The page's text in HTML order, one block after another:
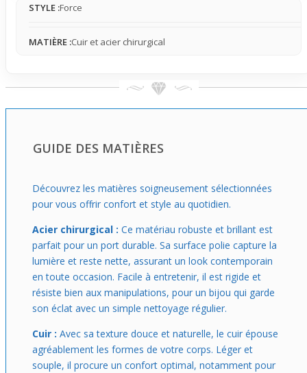
cuir donne une dynamique intéressante quand tu bouges
trop.
sous une veste ou avec un tee-shirt. Porte-le en gestes
STYLE :Force
MATIÈRE :Cuir et acier chirurgical
GUIDE DES MATIÈRES
Découvrez les matières soigneusement sélectionnées
pour vous offrir confort et style au quotidien.
Acier chirurgical : Ce matériau robuste et brillant est
parfait pour un port durable. Sa surface polie capture la
lumière et reste nette, assurant un look contemporain
en toute occasion. Facile à entretenir, il est rigide et
résiste bien aux manipulations, pour un bijou qui garde
son éclat avec un simple nettoyage régulier.
Cuir : Avec sa texture douce et naturelle, le cuir épouse
agréablement les formes de votre corps. Léger et
souple, il procure un confort optimal, notamment pour